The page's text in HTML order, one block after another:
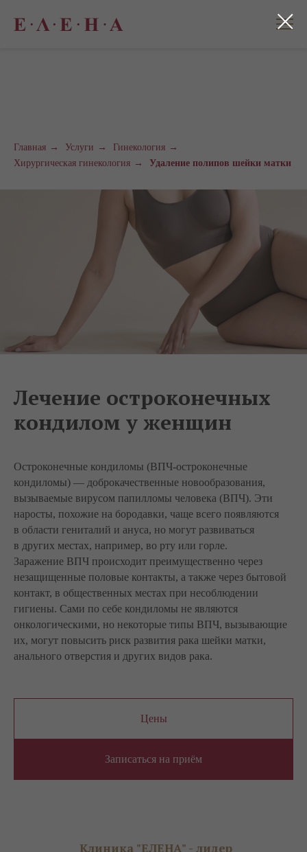
Главная → Услуги → Гинекология →
Хирургическая гинекология → Удаление полипов шейки матки
Лечение остроконечных
кондилом у женщин
Остроконечные кондиломы (ВПЧ-остроконечные
кондиломы) — доброкачественные новообразования,
вызываемые вирусом папилломы человека (ВПЧ). Эти
наросты, похожие на бородавки, чаще всего появляются
в области гениталий и ануса, но могут развиваться
в других местах, например, во рту или горле.
Заражение ВПЧ происходит преимущественно через
незащищенные половые контакты, а также через бытовой
контакт, в общественных местах при несоблюдении
гигиены. Сами по себе кондиломы не являются
онкологическими, но некоторые типы ВПЧ, вызывающие
их, могут повысить риск развития рака шейки матки,
анального отверстия и других видов рака.
Цены
Записаться на приём
Клиника "ЕЛЕНА" - лидер